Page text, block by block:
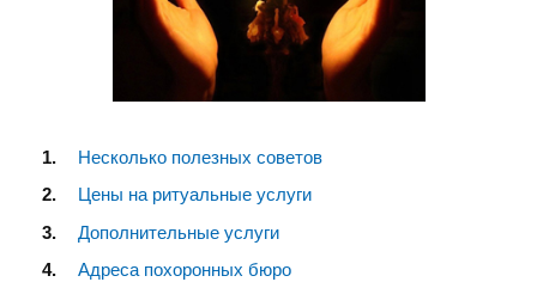
Несколько полезных советов
Цены на ритуальные услуги
Дополнительные услуги
Адреса похоронных бюро